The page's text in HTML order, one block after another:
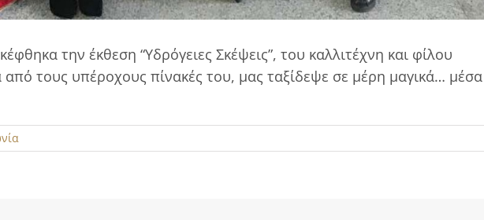
την έκθεση “Υδρόγειες Σκέψεις”, του καλλιτέχνη και φίλου
τους υπέροχους πίνακές του, μας ταξίδεψε σε μέρη μαγικά… μέσα